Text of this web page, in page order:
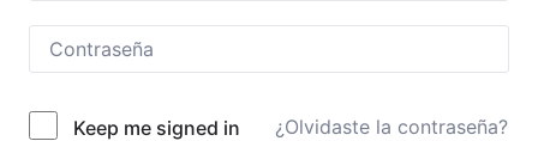
Keep me signed in ¿Olvidaste la contraseña?